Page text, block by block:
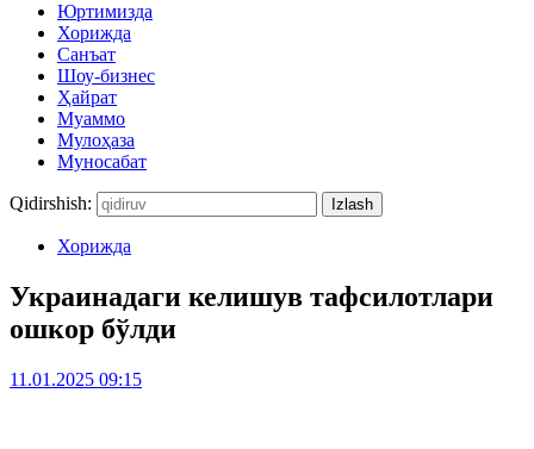
Юртимизда
Хорижда
Санъат
Шоу-бизнес
Ҳайрат
Муаммо
Мулоҳаза
Муносабат
Qidirshish:
Хорижда
Украинадаги келишув тафсилотлари
ошкор бўлди
11.01.2025 09:15